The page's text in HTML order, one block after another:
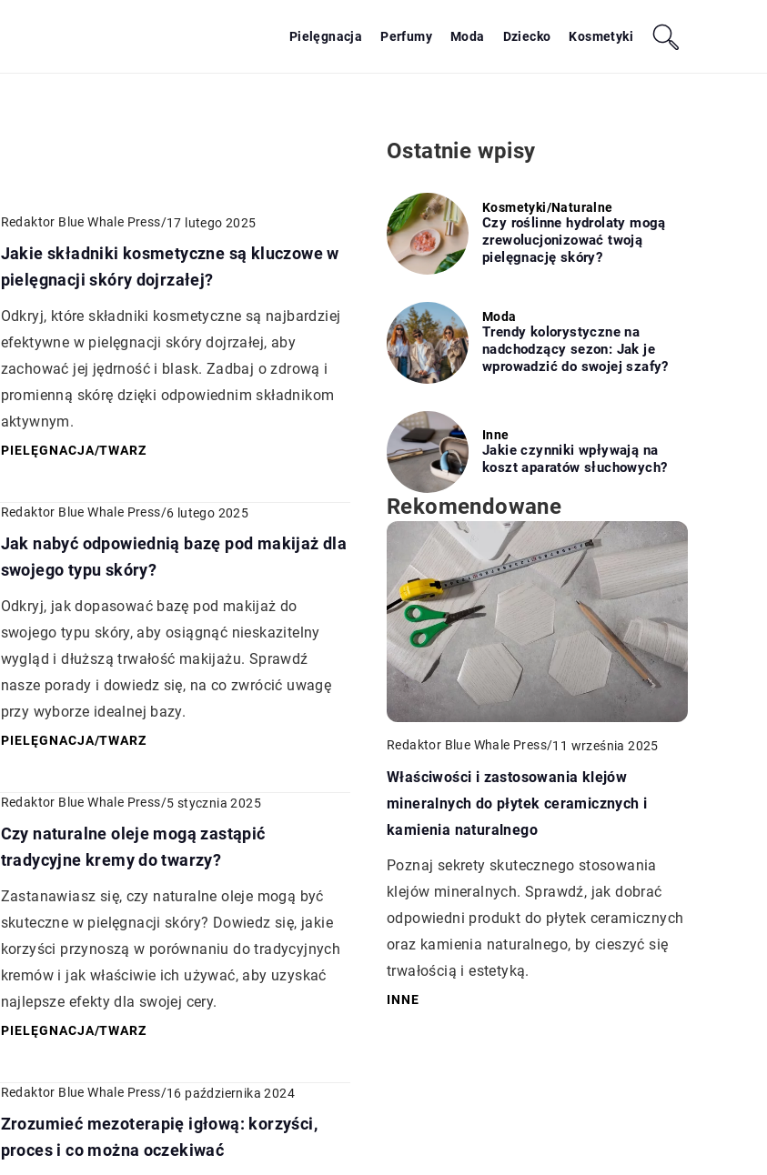
Pielęgnacja Perfumy Moda Dziecko Kosmetyki
Redaktor Blue Whale Press/17 lutego 2025
Jakie składniki kosmetyczne są kluczowe w
pielęgnacji skóry dojrzałej?
Odkryj, które składniki kosmetyczne są najbardziej
efektywne w pielęgnacji skóry dojrzałej, aby
zachować jej jędrność i blask. Zadbaj o zdrową i
promienną skórę dzięki odpowiednim składnikom
aktywnym.
PIELĘGNACJA/TWARZ
Redaktor Blue Whale Press/6 lutego 2025
Jak nabyć odpowiednią bazę pod makijaż dla
swojego typu skóry?
Odkryj, jak dopasować bazę pod makijaż do
swojego typu skóry, aby osiągnąć nieskazitelny
wygląd i dłuższą trwałość makijażu. Sprawdź
nasze porady i dowiedz się, na co zwrócić uwagę
przy wyborze idealnej bazy.
PIELĘGNACJA/TWARZ
Redaktor Blue Whale Press/5 stycznia 2025
Czy naturalne oleje mogą zastąpić
tradycyjne kremy do twarzy?
Zastanawiasz się, czy naturalne oleje mogą być
skuteczne w pielęgnacji skóry? Dowiedz się, jakie
korzyści przynoszą w porównaniu do tradycyjnych
kremów i jak właściwie ich używać, aby uzyskać
najlepsze efekty dla swojej cery.
PIELĘGNACJA/TWARZ
Redaktor Blue Whale Press/16 października 2024
Zrozumieć mezoterapię igłową: korzyści,
proces i co można oczekiwać
Ostatnie wpisy
Kosmetyki/Naturalne
Czy roślinne hydrolaty mogą
zrewolucjonizować twoją
pielęgnację skóry?
Moda
Trendy kolorystyczne na
nadchodzący sezon: Jak je
wprowadzić do swojej szafy?
Inne
Jakie czynniki wpływają na
koszt aparatów słuchowych?
Rekomendowane
Redaktor Blue Whale Press/11 września 2025
Właściwości i zastosowania klejów
mineralnych do płytek ceramicznych i
kamienia naturalnego
Poznaj sekrety skutecznego stosowania
klejów mineralnych. Sprawdź, jak dobrać
odpowiedni produkt do płytek ceramicznych
oraz kamienia naturalnego, by cieszyć się
trwałością i estetyką.
INNE